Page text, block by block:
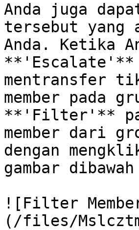
Anda juga
tersebut yang
Anda. Ketika
**'Escalate'**
mentransfer
member pada
**'Filter'**
member dari
dengan
gambar
![Filter
(/files/